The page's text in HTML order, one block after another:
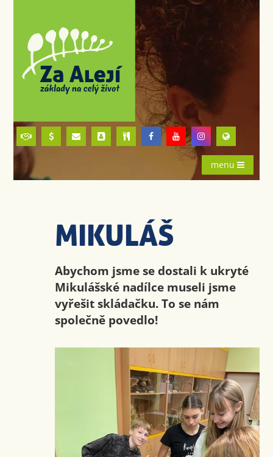
menu
MIKULÁŠ
Abychom jsme se dostali k ukryté
Mikulášské nadílce museli jsme
vyřešit skládačku. To se nám
společně povedlo!